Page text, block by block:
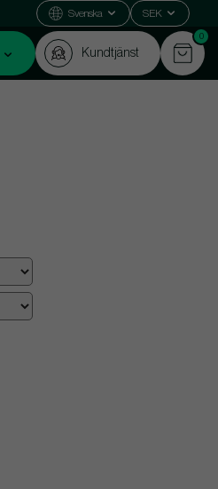
Svenska SEK
Kundtjänst
0